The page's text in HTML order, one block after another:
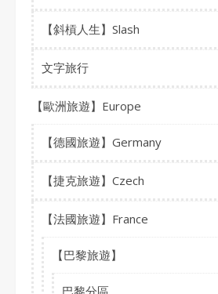
【斜槓人生】Slash
文字旅行
【歐洲旅遊】Europe
【德國旅遊】Germany
【捷克旅遊】Czech
【法國旅遊】France
【巴黎旅遊】